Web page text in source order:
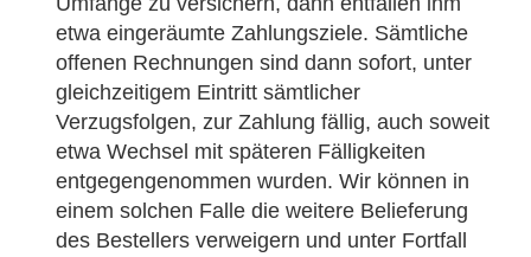
etwa eingeräumte Zahlungsziele. Sämtliche
offenen Rechnungen sind dann sofort, unter
gleichzeitigem Eintritt sämtlicher
Verzugsfolgen, zur Zahlung fällig, auch soweit
etwa Wechsel mit späteren Fälligkeiten
entgegengenommen wurden. Wir können in
einem solchen Falle die weitere Belieferung
des Bestellers verweigern und unter Fortfall